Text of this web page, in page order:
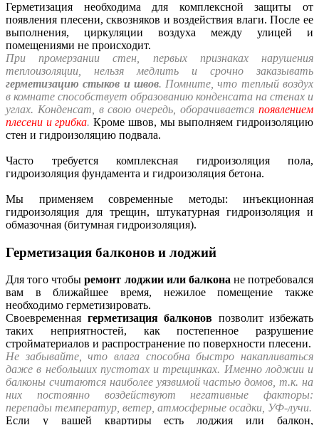
Герметизация необходима для комплексной защиты от
появления плесени, сквозняков и воздействия влаги. После ее
выполнения, циркуляции воздуха между улицей и
помещениями не происходит.
При промерзании стен, первых признаках нарушения
теплоизоляции, нельзя медлить и срочно заказывать
герметизацию стыков и швов. Помните , что теплый воздух
в комнате способствует образованию конденсата на стенах и
углах. Конденсат, в свою очередь, оборачивается появлением
плесени и грибка. Кроме швов, мы выполняем гидроизоляцию
стен и гидроизоляцию подвала.
Часто требуется комплексная гидроизоляция пола,
гидроизоляция фундамента и гидроизоляция бетона.
Мы применяем современные методы: инъекционная
гидроизоляция для трещин, штукатурная гидроизоляция и
обмазочная (битумная гидроизоляция).
Герметизация балконов и лоджий
Для того чтобыремонт лоджии или балкона не потребовался
вам в ближайшее время, нежилое помещение также
необходимо герметизировать.
Своевременная герметизация балконов позволит избежать
таких неприятностей, как постепенное разрушение
стройматериалов и распространение по поверхности плесени.
Не забывайте, что влага способна быстро накапливаться
даже в небольших пустотах и трещинках. Именно лоджии и
балконы считаются наиболее уязвимой частью домов, т.к. на
них постоянно воздействуют негативные факторы:
перепады температур, ветер, атмосферные осадки, УФ-лучи.
Если у вашей квартиры есть лоджия или балкон,